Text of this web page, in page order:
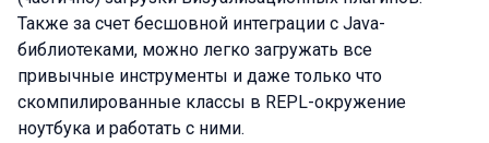
Также за счет бесшовной интеграции с Java-
библиотеками, можно легко загружать все
привычные инструменты и даже только что
скомпилированные классы в REPL-окружение
ноутбука и работать с ними.